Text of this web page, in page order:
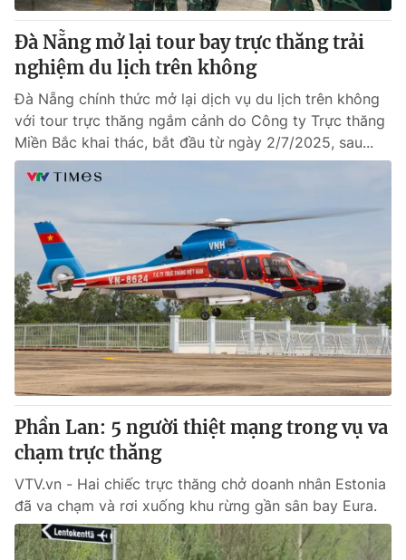
Đà Nẵng mở lại tour bay trực thăng trải
nghiệm du lịch trên không
Đà Nẵng chính thức mở lại dịch vụ du lịch trên không
với tour trực thăng ngắm cảnh do Công ty Trực thăng
Miền Bắc khai thác, bắt đầu từ ngày 2/7/2025, sau...
Phần Lan: 5 người thiệt mạng trong vụ va
chạm trực thăng
VTV.vn - Hai chiếc trực thăng chở doanh nhân Estonia
đã va chạm và rơi xuống khu rừng gần sân bay Eura.